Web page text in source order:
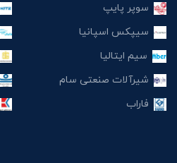
سوپر پایپ
سیپکس اسپانیا
سیم ایتالیا
شیرآلات صنعتی سام
فاراب